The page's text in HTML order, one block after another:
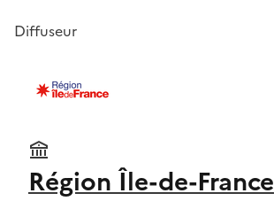
Diffuseur
Région Île-de-France